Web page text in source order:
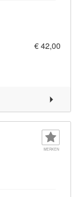
€ 42,00
MERKEN